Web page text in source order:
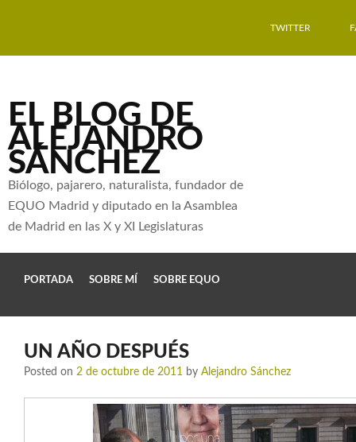
TWITTER
EL BLOG DE
ALEJANDRO
SÁNCHEZ
Biólogo, pajarero, naturalista, fundador de
EQUO Madrid y diputado en la Asamblea
de Madrid en las X y XI Legislaturas
PORTADA SOBRE MÍ SOBRE EQUO
UN AÑO DESPUÉS
Posted on 2 de octubre de 2011 by Alejandro Sánchez